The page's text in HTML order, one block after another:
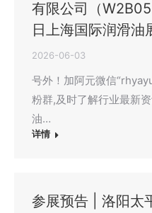
有限公司（
日上海国际润滑油
2026-06-03
号外！加阿元微信
粉群,及时了解行业最新
油…
详情
参展预告 | 洛阳太